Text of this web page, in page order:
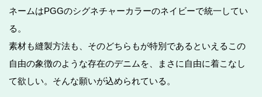
ネームはPGGのシグネチャーカラーのネイビーで統一してい
る。
素材も縫製方法も、そのどちらもが特別であるといえるこの
自由の象徴のような存在のデニムを、まさに自由に着こなし
て欲しい。そんな願いが込められている。